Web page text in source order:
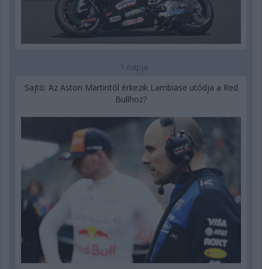
1 napja
Sajtó: Az Aston Martintól érkezik Lambiase utódja a Red
Bullhoz?